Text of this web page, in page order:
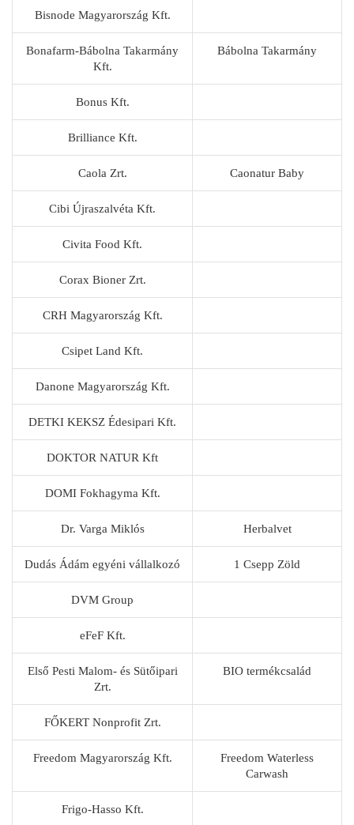
Bisnode Magyarország Kft.
Bonafarm-Bábolna Takarmány
Kft.
Bábolna Takarmány
Bonus Kft.
Brilliance Kft.
Caola Zrt. Caonatur Baby
Cibi Újraszalvéta Kft.
Civita Food Kft.
Corax Bioner Zrt.
CRH Magyarország Kft.
Csipet Land Kft.
Danone Magyarország Kft.
DETKI KEKSZ Édesipari Kft.
DOKTOR NATUR Kft
DOMI Fokhagyma Kft.
Dr. Varga Miklós Herbalvet
Dudás Ádám egyéni vállalkozó 1 Csepp Zöld
DVM Group
eFeF Kft.
Első Pesti Malom- és Sütőipari
Zrt.
BIO termékcsalád
FŐKERT Nonprofit Zrt.
Freedom Magyarország Kft.
Freedom Waterless
Carwash
Frigo-Hasso Kft.